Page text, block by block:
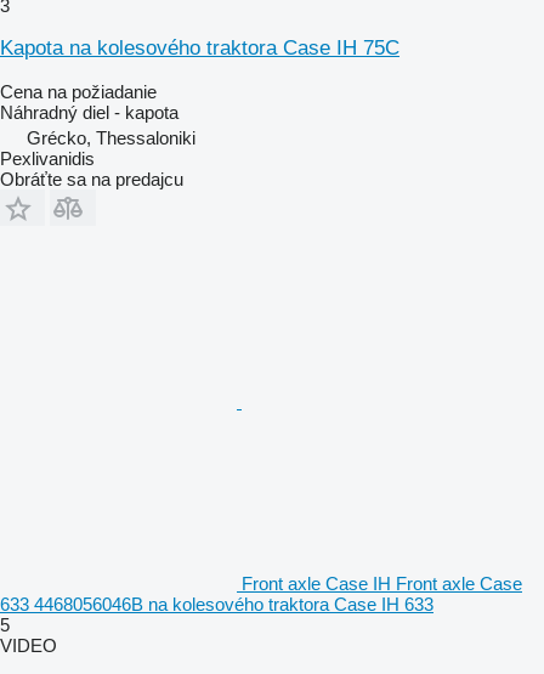
3
Kapota na kolesového traktora Case IH 75C
Cena na požiadanie
Náhradný diel - kapota
Grécko, Thessaloniki
Pexlivanidis
Obráťte sa na predajcu
Front axle Case IH Front axle Case
633 4468056046B na kolesového traktora Case IH 633
5
VIDEO